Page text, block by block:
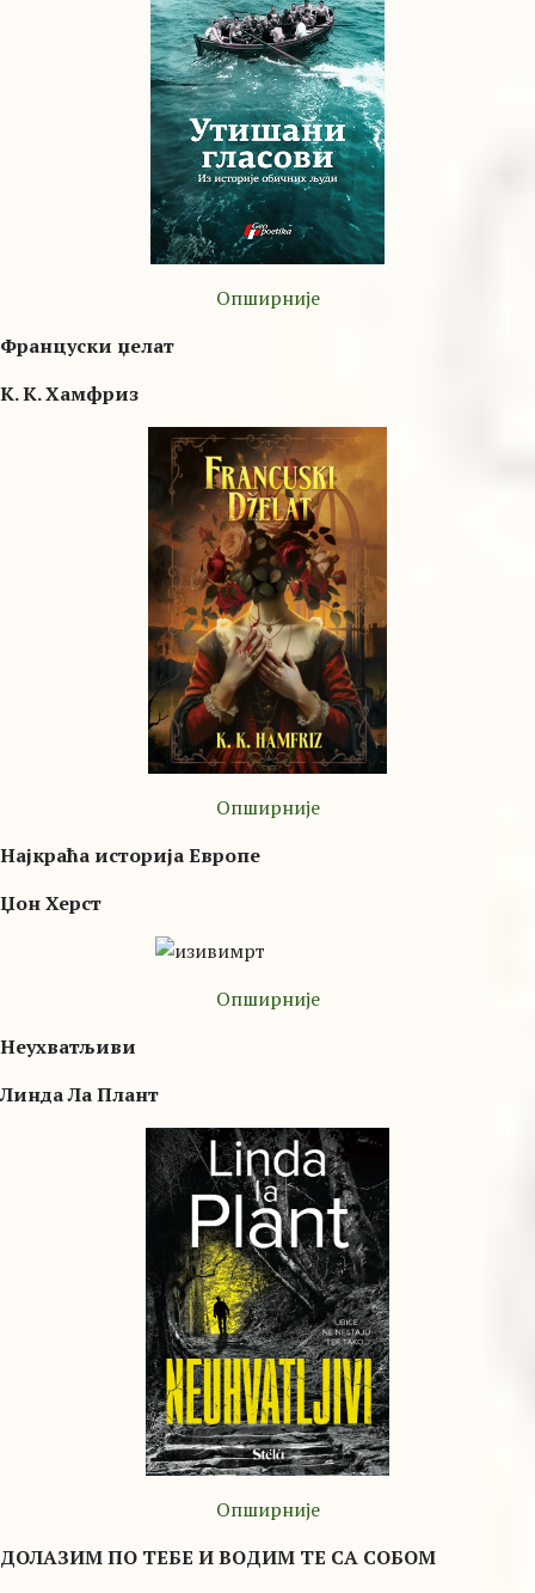
Опширније
Француски џелат
К. К. Хамфриз
Опширније
Најкраћа историја Европе
Џон Херст
Опширније
Неухватљиви
Линда Ла Плант
Опширније
ДОЛАЗИМ ПО ТЕБЕ И ВОДИМ ТЕ СА СОБОМ